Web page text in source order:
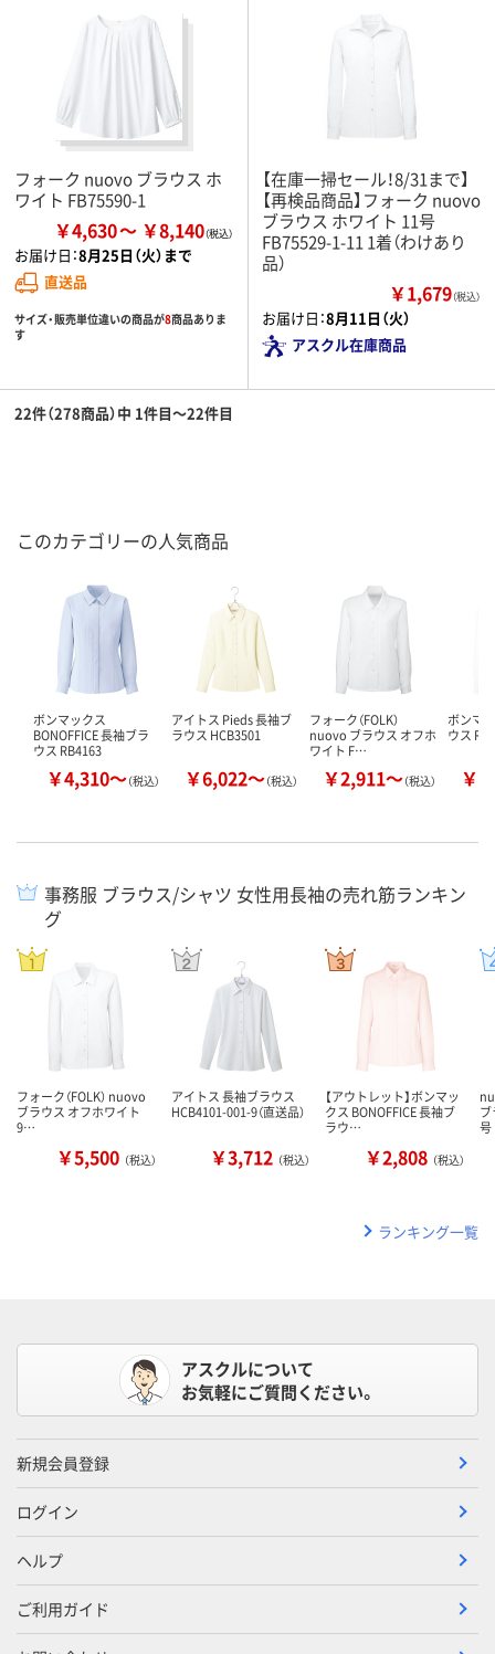
フォーク nuovo ブラウス ホ
ワイト FB75590-1
￥4,630 ￥8,140
お届け日：8月25日（火）まで
直送品
サイズ・販売単位違いの商品が8商品ありま
す
【在庫一掃セール！8/31まで】
【再検品商品】フォーク nuovo
ブラウス ホワイト 11号
FB75529-1-11 1着（わけあり
品）
￥1,679（税込）
お届け日：8月11日（火）
アスクル在庫商品
22件（278商品）中 1件目～22件目
このカテゴリーの人気商品
ボンマックス
BONOFFICE 長袖ブラ
ウス RB4163
￥4,310～（税込）
アイトス Pieds 長袖ブ
ラウス HCB3501
￥6,022～（税込）
フォーク（FOLK）
nuovo ブラウス オフホ
ワイト F…
￥2,911～（税込）
ボンマ
ウス
￥
事務服 ブラウス/シャツ 女性用長袖の売れ筋ランキン
グ
フォーク（FOLK） nuovo
ブラウス オフホワイト
9…
￥5,500 （税込）
アイトス 長袖ブラウス
HCB4101-001-9（直送品）
￥3,712 （税込）
【アウトレット】ボンマッ
クス BONOFFICE 長袖ブ
ラウ…
￥2,808 （税込）
ランキング一覧
アスクルについて
お気軽にご質問ください。
新規会員登録
ログイン
ヘルプ
ご利用ガイド